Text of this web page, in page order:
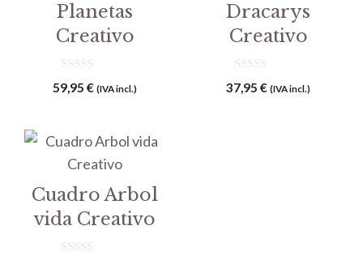
Planetas
Creativo
0
d
59,95 € (IVA incl.)
Dracarys
Creativo
0
d
37,95 € (IVA incl.)
Cuadro Arbol
vida Creativo